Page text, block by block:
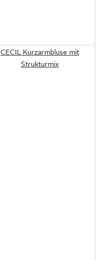
CECIL Kurzarmbluse mit
Strukturmix